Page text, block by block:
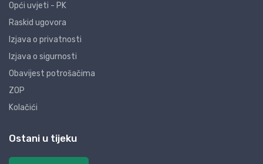
Opći uvjeti - PK
Raskid ugovora
Izjava o privatnosti
Izjava o sigurnosti
Obavijest potrošačima
ZOP
Kolačići
Ostani u tijeku